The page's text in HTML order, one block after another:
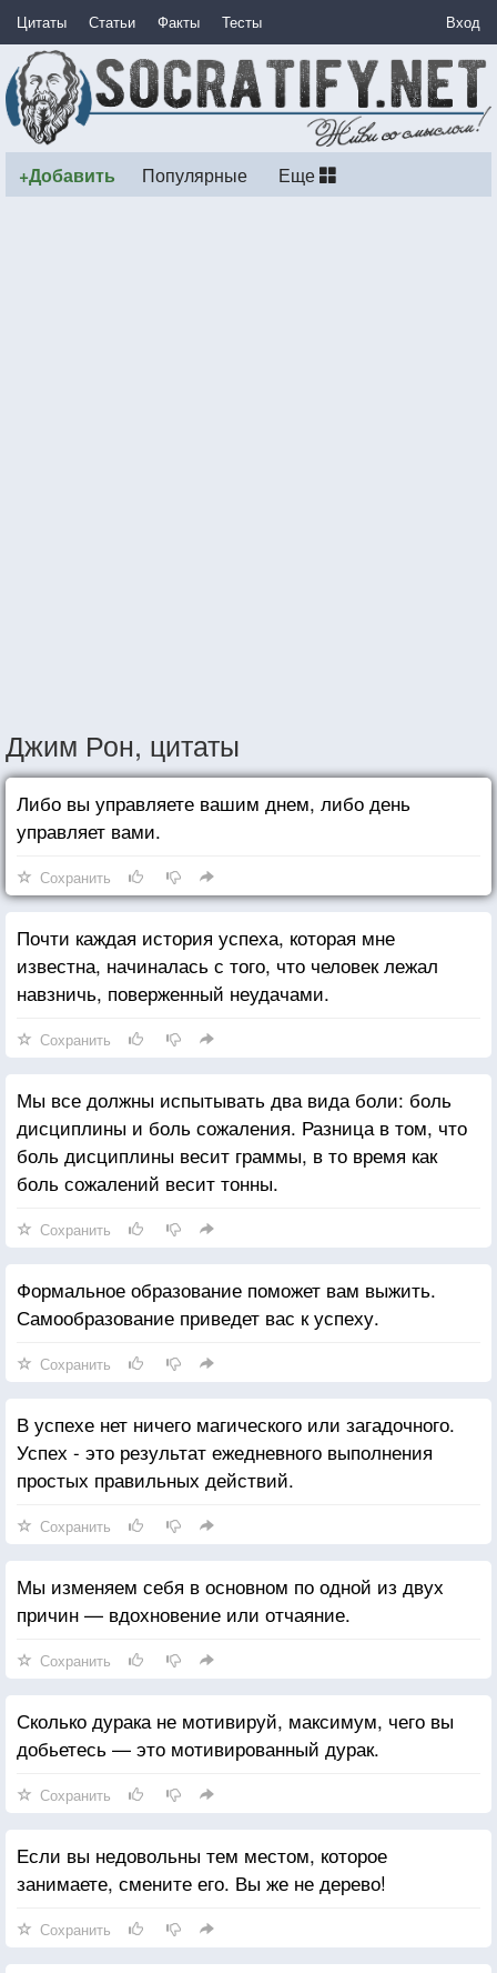
Цитаты Статьи Факты Тесты Вход
+Добавить Популярные Еще
Джим Рон, цитаты
Либо вы управляете вашим днем, либо день
управляет вами.
Сохранить
Почти каждая история успеха, которая мне
известна, начиналась с того, что человек лежал
навзничь, поверженный неудачами.
Сохранить
Мы все должны испытывать два вида боли: боль
дисциплины и боль сожаления. Разница в том, что
боль дисциплины весит граммы, в то время как
боль сожалений весит тонны.
Сохранить
Формальное образование поможет вам выжить.
Самообразование приведет вас к успеху.
Сохранить
В успехе нет ничего магического или загадочного.
Успех - это результат ежедневного выполнения
простых правильных действий.
Сохранить
Мы изменяем себя в основном по одной из двух
причин — вдохновение или отчаяние.
Сохранить
Сколько дурака не мотивируй, максимум, чего вы
добьетесь — это мотивированный дурак.
Сохранить
Если вы недовольны тем местом, которое
занимаете, смените его. Вы же не дерево!
Сохранить